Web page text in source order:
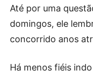
Até por uma
domingos, ele
concorrido anos
Há menos fiéis